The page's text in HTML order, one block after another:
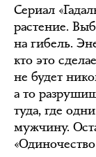
Сериал
растение.
на гибель.
кто это
не будет
а то
туда, где
мужчину.